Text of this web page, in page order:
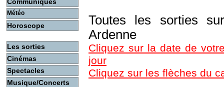
Météo
Horoscope
Les sorties
Cinémas
Spectacles
Musique/Concerts
Toutes les sorties
Ardenne
Cliquez sur la date de
jour
Cliquez sur les flèches du